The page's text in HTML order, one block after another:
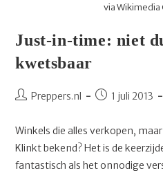
via
Just-in-time: niet
kwetsbaar
BerichtPreppers.nl
Bericht
op:
1 juli 2013
Winkels die alles verkopen,
Klinkt bekend? Het is de
fantastisch als het onnodige